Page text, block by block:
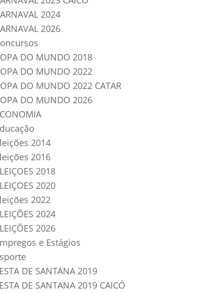
2024
2026
DO MUNDO 2018
DO MUNDO 2022
DO MUNDO 2022 CATAR
DO MUNDO 2026
2014
2016
2018
2020
2022
2024
2026
e Estágios
DE SANTANA 2019
DE SANTANA 2019 CAICÓ